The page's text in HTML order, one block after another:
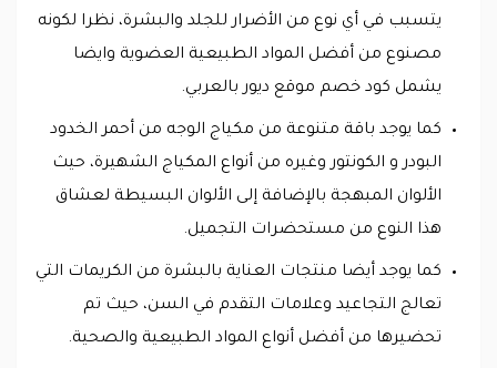
يتسبب في أي نوع من الأضرار للجلد والبشرة، نظرا لكونه
مصنوع من أفضل المواد الطبيعية العضوية وايضا
يشمل كود خصم موقع ديور بالعربي.
كما يوجد باقة متنوعة من مكياج الوجه من أحمر الخدود
البودر و الكونتور وغيره من أنواع المكياج الشهيرة، حيث
الألوان المبهجة بالإضافة إلى الألوان البسيطة لعشاق
هذا النوع من مستحضرات التجميل.
كما يوجد أيضا منتجات العناية بالبشرة من الكريمات التي
تعالج التجاعيد وعلامات التقدم في السن، حيث تم
تحضيرها من أفضل أنواع المواد الطبيعية والصحية.